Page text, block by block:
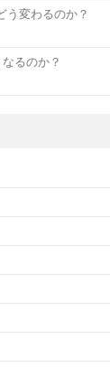
う変わるのか？
るのか？